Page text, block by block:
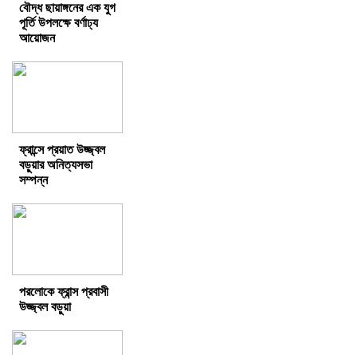
বৌদ্ধ ছায়াঙ্গনের এক যুগ
পূর্তি উপলক্ষে বর্ণাঢ্য
আয়োজন
ফ্রান্সে প্রয়াত উজ্জ্বল
বড়ুয়ার অনিত্যসভা
সম্পন্ন
পরলোকে ফ্রান্স প্রবাসী
উজ্জ্বল বড়ুয়া